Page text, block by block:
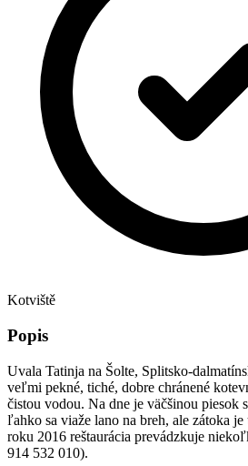
Kotviště
Popis
Uvala Tatinja na Šolte, Splitsko-
veľmi pekné, tiché, dobre chránené
čistou vodou. Na dne je väčšinou piesok
ľahko sa viaže lano na breh, ale zátoka
roku 2016 reštaurácia prevádzkuje
914 532 010).